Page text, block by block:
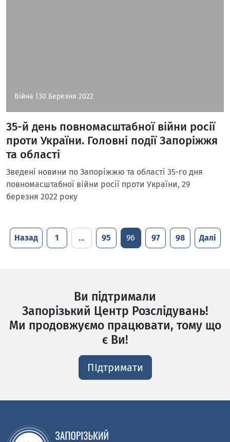
Війна | 30 Березня 2022
35-й день повномасштабної війни росії
проти України. Головні події Запоріжжя
та області
Зведені новини по Запоріжжю та області 35-го дня
повномасштабної війни росії проти України, 29
березня 2022 року
Назад 1 … 95 96 97 98 Далі
Ви підтримали
Запорізький Центр Розслідувань!
Ми продовжуємо працювати, тому що
є Ви!
ПІдтримати